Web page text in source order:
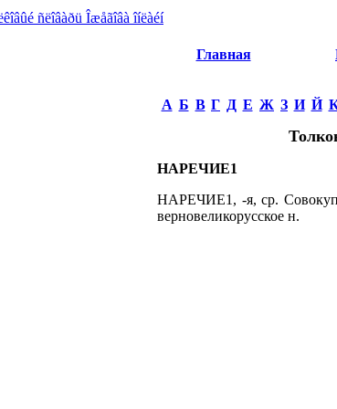
Главная
А Б В Г Д Е Ж З И Й
НАРЕЧИЕ1
НАРЕЧИЕ1, -я, ср.
верновеликорусское н.